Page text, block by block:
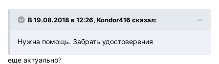
В 19.08.2018 в 12:26, Kondor416 сказал:
Нужна помощь. Забрать удостоверения
еще актуально?